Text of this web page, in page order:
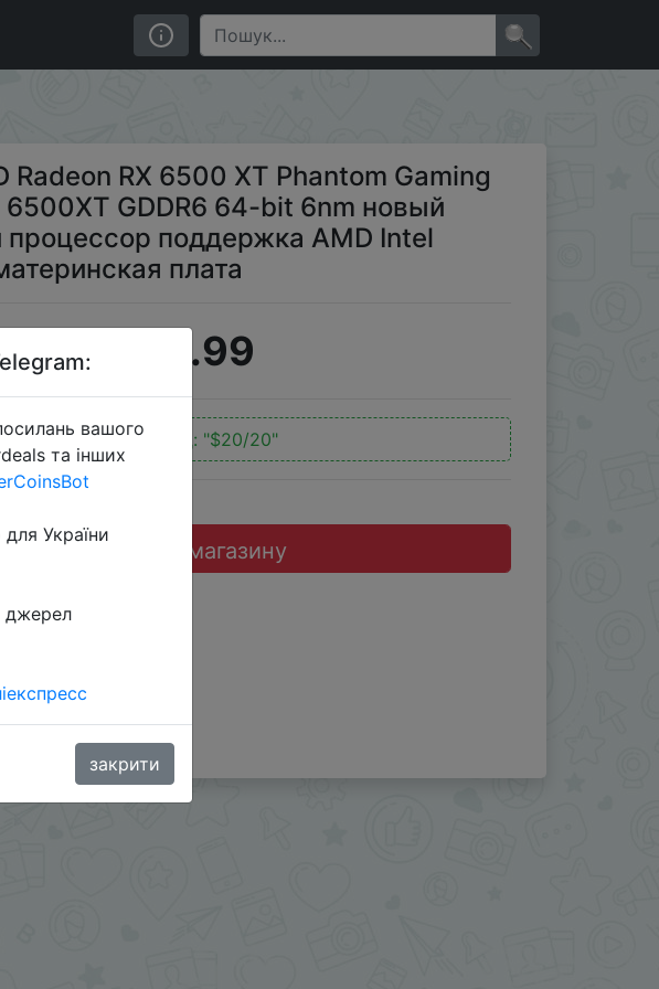
GDDR6 64-bit 6nm новый графический процессор поддержка AMD
Radeon RX 6500 XT Phantom Gaming
6500XT GDDR6 64-bit 6nm новый
процессор поддержка AMD Intel
плата
$249.99
Промокод: "$20/20"
Перейти до магазину
вашого
та інших
України
джерел
закрити